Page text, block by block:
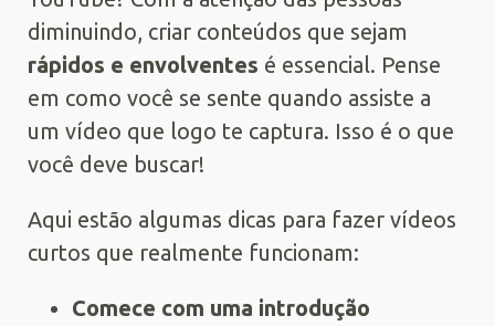
diminuindo, criar conteúdos que sejam
rápidos e envolventes é essencial. Pense
em como você se sente quando assiste a
um vídeo que logo te captura. Isso é o que
você deve buscar!
Aqui estão algumas dicas para fazer vídeos
curtos que realmente funcionam:
Comece com uma introdução